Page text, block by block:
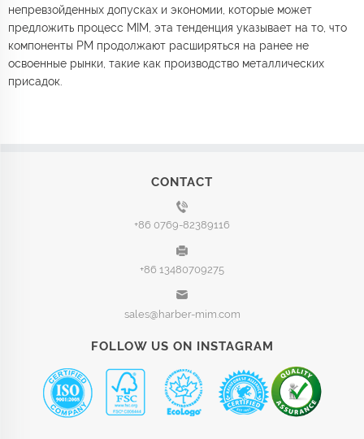
непревзойденных допусках и экономии, которые может
предложить процесс MIM, эта тенденция указывает на то, что
компоненты PM продолжают расширяться на ранее не
освоенные рынки, такие как производство металлических
присадок.
CONTACT
+86 0769-82389116
+86 13480709275
sales@harber-mim.com
FOLLOW US ON INSTAGRAM